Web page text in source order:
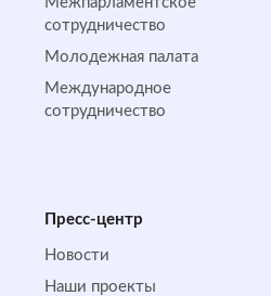
сотрудничество
Молодежная палата
Международное
сотрудничество
Пресс-центр
Новости
Наши проекты